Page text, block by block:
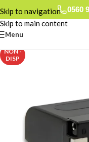
Skip to navigation
Skip to main content
0560
Menu
NON -
DISP